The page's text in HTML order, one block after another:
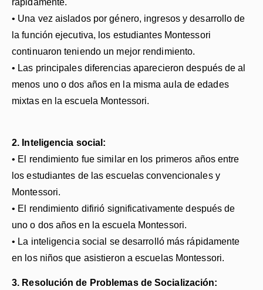
rápidamente.
• Una vez aislados por género, ingresos y desarrollo de
la función ejecutiva, los estudiantes Montessori
continuaron teniendo un mejor rendimiento.
• Las principales diferencias aparecieron después de al
menos uno o dos años en la misma aula de edades
mixtas en la escuela Montessori.
​2. Inteligencia social:
• El rendimiento fue similar en los primeros años entre
los estudiantes de las escuelas convencionales y
Montessori.
• El rendimiento difirió significativamente después de
uno o dos años en la escuela Montessori.
• La inteligencia social se desarrolló más rápidamente
en los niños que asistieron a escuelas Montessori.
3. Resolución de Problemas de Socialización: